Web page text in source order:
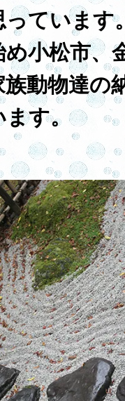
ています
小松市、
動物達の
ます。